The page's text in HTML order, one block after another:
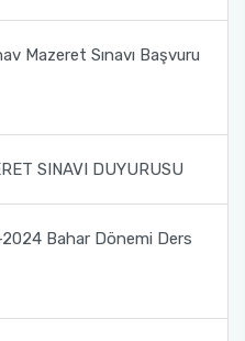
Mazeret Sınavı Başvuru
SINAVI DUYURUSU
Bahar Dönemi Ders